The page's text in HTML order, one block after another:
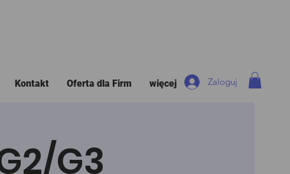
Kontakt Oferta dla Firm więcej Zaloguj
G3